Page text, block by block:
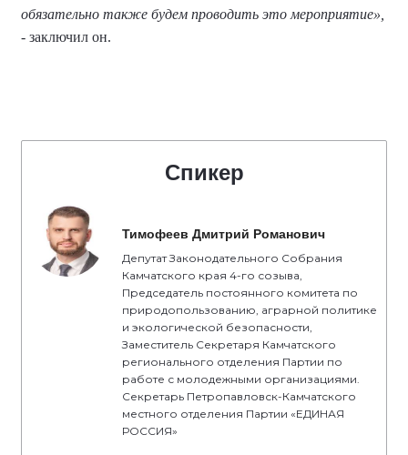
обязательно также будем проводить это мероприятие»,
- заключил он.
Спикер
Тимофеев Дмитрий Романович
Депутат Законодательного Собрания
Камчатского края 4-го созыва,
Председатель постоянного комитета по
природопользованию, аграрной политике
и экологической безопасности,
Заместитель Секретаря Камчатского
регионального отделения Партии по
работе с молодежными организациями.
Секретарь Петропавловск-Камчатского
местного отделения Партии «ЕДИНАЯ
РОССИЯ»